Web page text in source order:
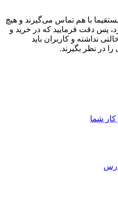
با هم تماس می‌گیرند و هیچ
پس دقت فرمایید که در خرید و
نداشته و کاربران باید
در نظر بگیرند.
شما